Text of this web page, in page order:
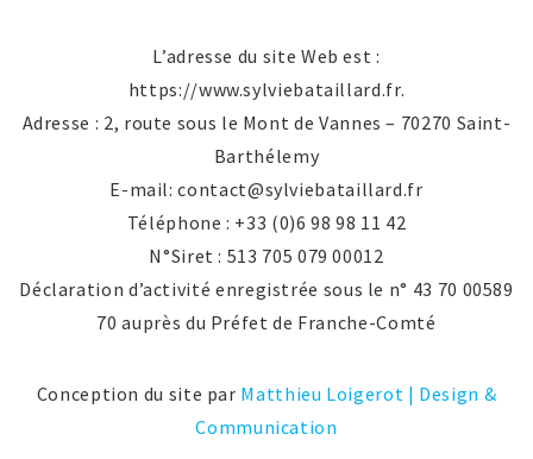
L’adresse du site Web est :
https://www.sylviebataillard.fr.
Adresse : 2, route sous le Mont de Vannes – 70270 Saint-
Barthélemy
E-mail: contact@sylviebataillard.fr
Téléphone : +33 (0)6 98 98 11 42
N°Siret : 513 705 079 00012
Déclaration d’activité enregistrée sous le n° 43 70 00589
70 auprès du Préfet de Franche-Comté
Conception du site par Matthieu Loigerot | Design &
Communication